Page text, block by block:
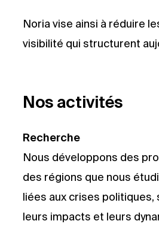
Noria vise ainsi à réduire
visibilité qui structurent
Nos activités
Recherche
Nous développons des
des régions que nous
liées aux crises
leurs impacts et leurs